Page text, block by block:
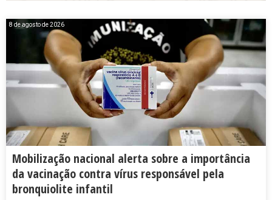
8 de agosto de 2026
Mobilização nacional alerta sobre a importância
da vacinação contra vírus responsável pela
bronquiolite infantil